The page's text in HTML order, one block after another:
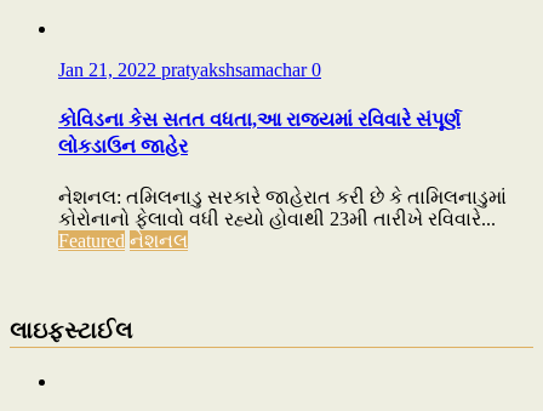
Jan 21, 2022 pratyakshsamachar0
કોવિડના કેસ સતત વધતા,આ રાજ્યમાં રવિવારે સંપૂર્ણ
લોકડાઉન જાહેર
નેશનલ: તમિલનાડુ સરકારે જાહેરાત કરી છે કે તામિલનાડુમાં
કોરોનાનો ફેલાવો વધી રહ્યો હોવાથી 23મી તારીખે રવિવારે...
Featured નેશનલ
લાઇફસ્ટાઈલ